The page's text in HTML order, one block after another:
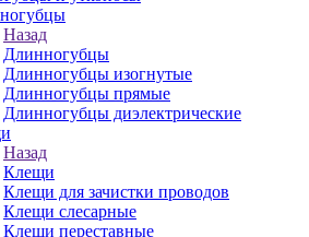
Назад
Длинногубцы
Длинногубцы изогнутые
Длинногубцы прямые
Длинногубцы диэлектрические
Назад
Клещи
Клещи для зачистки проводов
Клещи слесарные
Клещи переставные